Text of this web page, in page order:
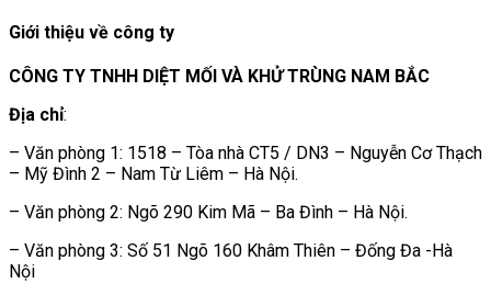
Giới thiệu về công ty
CÔNG TY TNHH DIỆT MỐI VÀ KHỬ TRÙNG NAM BẮC
Địa chỉ:
– Văn phòng 1: 1518 – Tòa nhà CT5 / DN3 – Nguyễn Cơ Thạch
– Mỹ Đình 2 – Nam Từ Liêm – Hà Nội.
– Văn phòng 2: Ngõ 290 Kim Mã – Ba Đình – Hà Nội.
– Văn phòng 3: Số 51 Ngõ 160 Khâm Thiên – Đống Đa -Hà
Nội